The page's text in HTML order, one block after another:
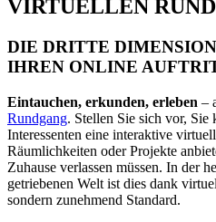
VIRTUELLEN
DIE DRITTE
IHREN ONLINE
Eintauchen, erkunden, erleben –
Rundgang. Stellen Sie sich vor,
Interessenten eine interaktive
Räumlichkeiten oder Projekte
Zuhause verlassen müssen. In der
getriebenen Welt ist dies dank
sondern zunehmend Standard.